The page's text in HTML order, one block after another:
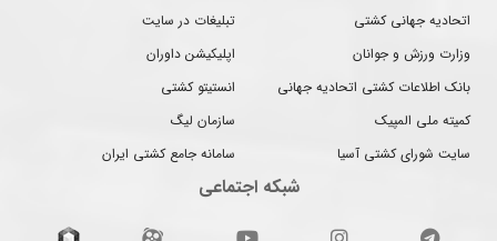
اتحادیه جهانی کشتی
وزارت ورزش و جوانان
بانک اطلاعات کشتی اتحادیه جهانی
کمیته ملی المپیک
سایت شورای کشتی آسیا
تبلیغات در سایت
اپلیکیشن داوران
انستیتو کشتی
سازمان لیگ
سامانه جامع کشتی ایران
شبکه اجتماعی